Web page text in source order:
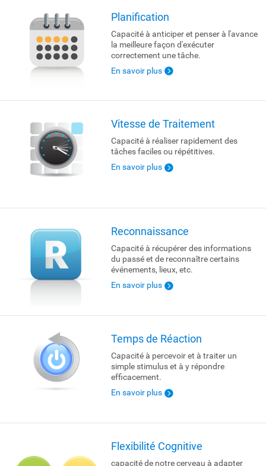
Planification
Capacité à anticiper et penser à l'avance
la meilleure façon d'exécuter
correctement une tâche.
En savoir plus
Vitesse de Traitement
Capacité à réaliser rapidement des
tâches faciles ou répétitives.
En savoir plus
Reconnaissance
Capacité à récupérer des informations
du passé et de reconnaître certains
événements, lieux, etc.
En savoir plus
Temps de Réaction
Capacité à percevoir et à traiter un
simple stimulus et à y répondre
efficacement.
En savoir plus
Flexibilité Cognitive
capacité de notre cerveau à adapter